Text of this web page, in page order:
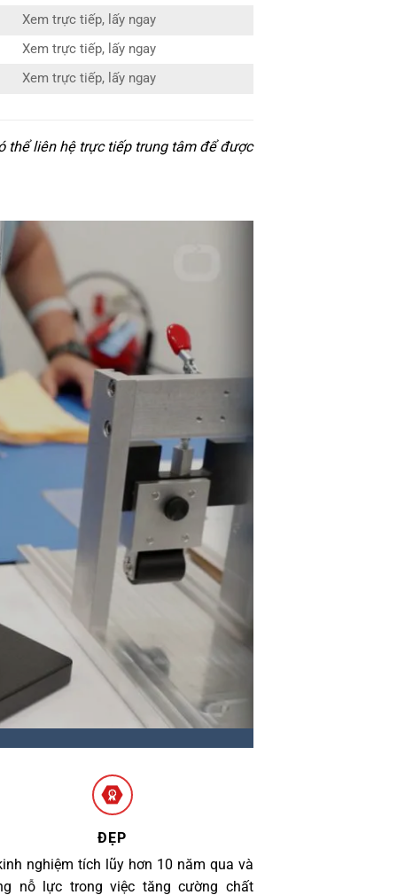
Xem trực tiếp, lấy ngay
Xem trực tiếp, lấy ngay
Xem trực tiếp, lấy ngay
thể liên hệ trực tiếp trung tâm để được
ĐẸP
nghiệm tích lũy hơn 10 năm qua và
nỗ lực trong việc tăng cường chất